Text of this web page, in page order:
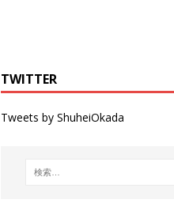
TWITTER
Tweets by ShuheiOkada